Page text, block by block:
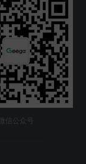
信公众号